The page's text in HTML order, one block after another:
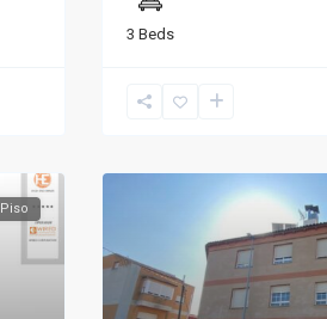
3 Beds
Piso